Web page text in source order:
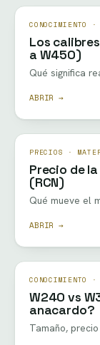
CONOCIMIENTO
Los
a W450)
Qué significa
ABRIR →
PRECIOS ·
Precio de
(RCN)
Qué mueve el
ABRIR →
CONOCIMIENTO ·
W240 vs
anacardo?
Tamaño,